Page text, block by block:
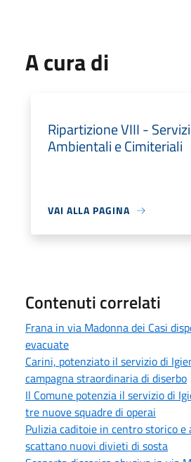
A cura di
Ripartizione VIII -
Ambientali e Cimiteriali
VAI ALLA PAGINA
Contenuti correlati
Frana in via Madonna dei Casi
evacuate
Carini, potenziato il servizio di
campagna straordinaria di diserbo
Il Comune potenzia il servizio di
tre nuove squadre di operai
Pulizia caditoie in centro storico e
scattano nuovi divieti di sosta